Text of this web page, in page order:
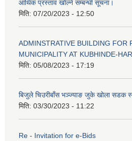
आर्थिक प्रस्ताव खोल्ने सम्बन्धी सूचना।
मिति: 07/20/2023 - 12:50
ADMINSTRATIVE BUILDING FOR
MUNICIPALITY AT KUBHINDE-
मिति: 05/08/2023 - 17:19
बिजुले चिउरीबाँस भञ्ज्याङ जुके खोला सडक
मिति: 03/30/2023 - 11:22
Re - Invitation for e-Bids